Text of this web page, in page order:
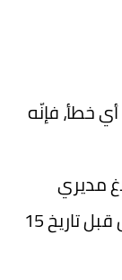
خطأ، فإنّه
مديري
المؤسسات التعليمية بالخطإ المسجّل قبل تاريخ 15